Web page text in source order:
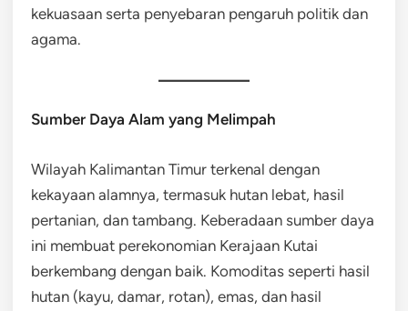
kekuasaan serta penyebaran pengaruh politik dan
agama.
Sumber Daya Alam yang Melimpah
Wilayah Kalimantan Timur terkenal dengan
kekayaan alamnya, termasuk hutan lebat, hasil
pertanian, dan tambang. Keberadaan sumber daya
ini membuat perekonomian Kerajaan Kutai
berkembang dengan baik. Komoditas seperti hasil
hutan (kayu, damar, rotan), emas, dan hasil